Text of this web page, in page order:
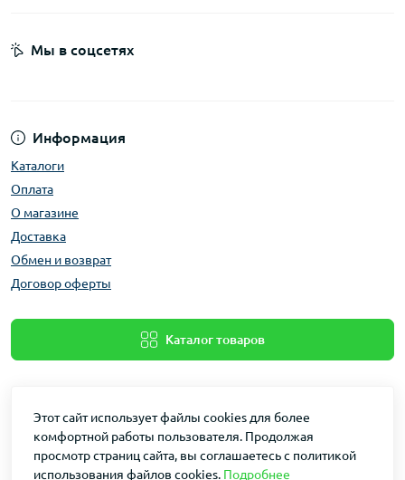
Информация
Каталоги
Оплата
О магазине
Доставка
Обмен и возврат
Договор оферты
Каталог товаров
Мы в соцсетях
Этот сайт использует файлы cookies для более
комфортной работы пользователя. Продолжая
просмотр страниц сайта, вы соглашаетесь с политикой
использования файлов cookies. Подробнее